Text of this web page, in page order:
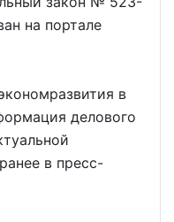
на портале
в
делового
в пресс-